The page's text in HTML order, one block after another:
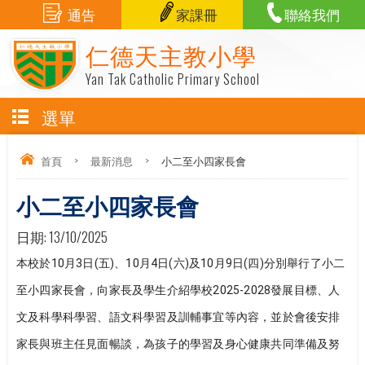
仁德天主教小學
Yan Tak Catholic Primary School
通告 家課冊 聯絡我們
選單
首頁 > 最新消息 > 小二至小四家長會
小二至小四家長會
日期:13/10/2025
本校於10月3日(五)、10月4日(六)及10月9日(四)分別舉行了小二
至小四家長會，向家長及學生介紹學校2025-2028發展目標、人
文及科學科學習、語文科學習及訓輔事宜等內容，並於會後安排
家長與班主任見面暢談，為孩子的學習及身心健康共同準備及努